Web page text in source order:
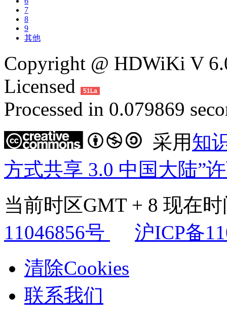
7
8
9
其他
Copyright @ HDWiKi V
Licensed
51La
Processed in 0.079869
采用知
方式共享 3.0 中国大陆”
当前时区GMT + 8 现在
11046856号
沪ICP备
清除Cookies
联系我们